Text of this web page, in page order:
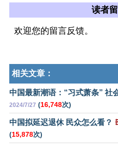
读者
欢迎您的留言反馈。
相关文章：
中国最新潮语：“习式萧条” 社
2024/7/27 (16,748次)
中国拟延迟退休 民众怎么看？
(15,878次)